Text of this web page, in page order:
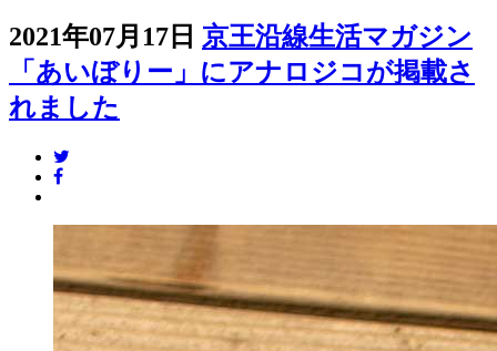
2021年07月17日 京王沿線生活マガジン
「あいぼりー」にアナロジコが掲載さ
れました